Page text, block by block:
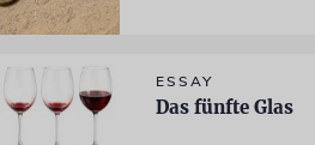
ESSAY
Das fünfte Glas